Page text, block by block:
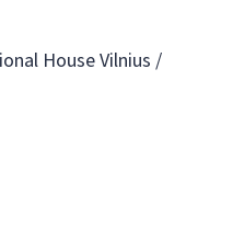
House Vilnius /